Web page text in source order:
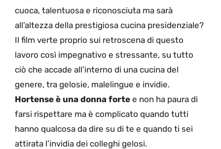
cuoca, talentuosa e riconosciuta ma sarà
all’altezza della prestigiosa cucina presidenziale?
Il film verte proprio sui retroscena di questo
lavoro così impegnativo e stressante, su tutto
ciò che accade all’interno di una cucina del
genere, tra gelosie, malelingue e invidie.
Hortense è una donna forte e non ha paura di
farsi rispettare ma è complicato quando tutti
hanno qualcosa da dire su di te e quando ti sei
attirata l’invidia dei colleghi gelosi.